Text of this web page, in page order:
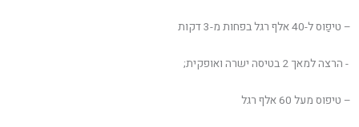
– טיפַוס ל-40 אלף רגל בפחות מ-3 דקות
– טיפוס מעל 60 אלף רגל